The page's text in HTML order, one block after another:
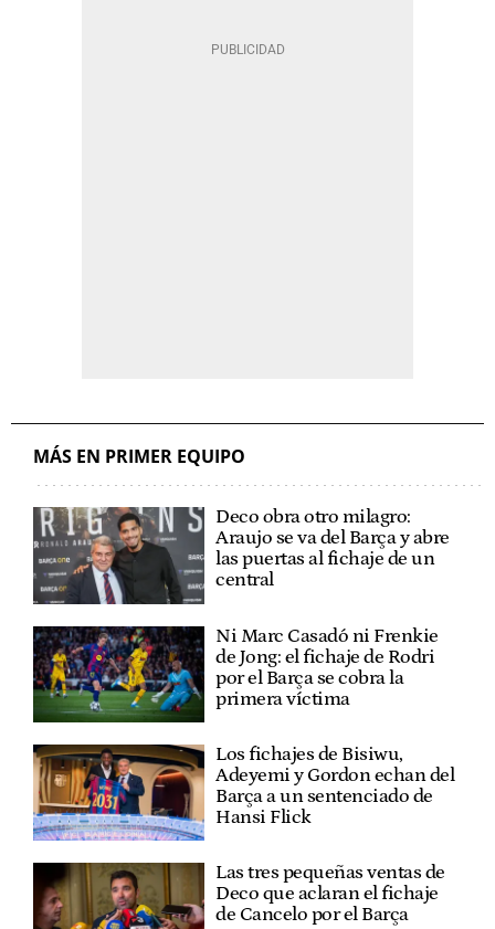
MÁS EN PRIMER EQUIPO
Deco obra otro milagro:
Araujo se va del Barça y abre
las puertas al fichaje de un
central
Ni Marc Casadó ni Frenkie
de Jong: el fichaje de Rodri
por el Barça se cobra la
primera víctima
Los fichajes de Bisiwu,
Adeyemi y Gordon echan del
Barça a un sentenciado de
Hansi Flick
Las tres pequeñas ventas de
Deco que aclaran el fichaje
de Cancelo por el Barça